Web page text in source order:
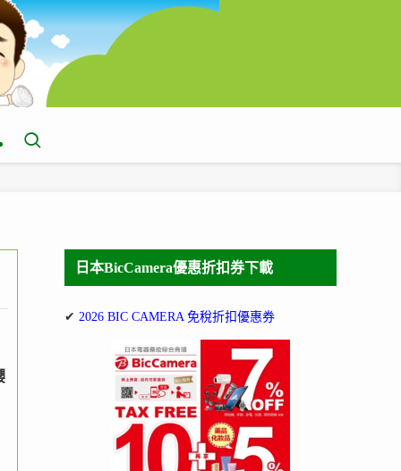
日本BicCamera優惠折扣券下載
✔ 2026 BIC CAMERA 免稅折扣優惠券